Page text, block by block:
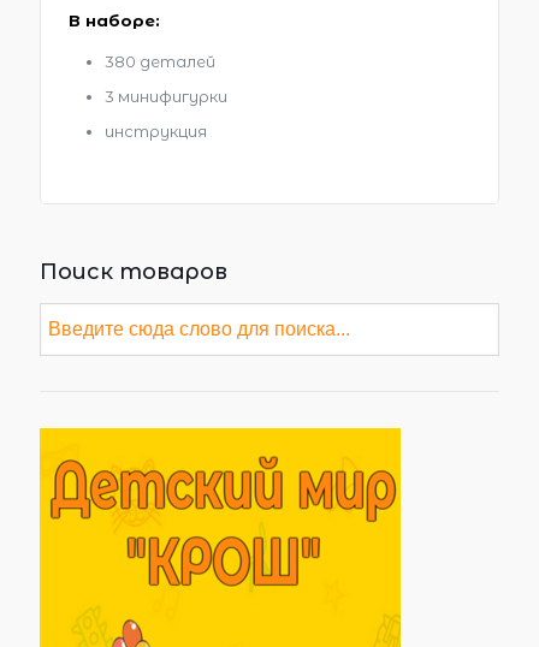
В наборе:
380 деталей
3 минифигурки
инструкция
Поиск товаров